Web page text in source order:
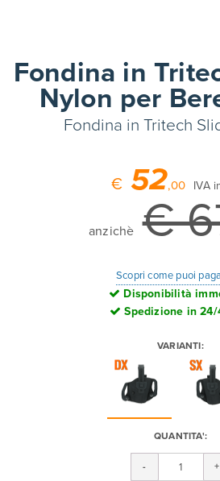
Fondina in
Nylon per
Fondina in Tritech
€ 52,00 IVA
anzichè €
Scopri come puoi
Disponibilità
Spedizione in 24/
VARIANTI:
QUANTITA':